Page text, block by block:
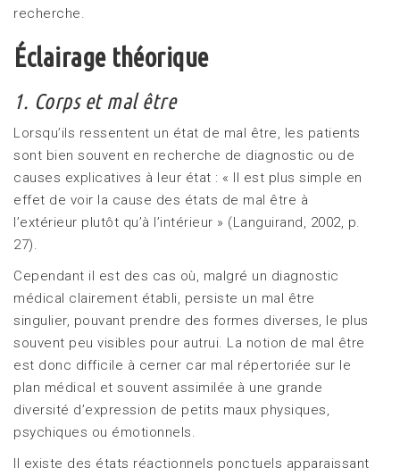
recherche.
Éclairage théorique
1. Corps et mal être
Lorsqu’ils ressentent un état de mal être, les patients
sont bien souvent en recherche de diagnostic ou de
causes explicatives à leur état : « Il est plus simple en
effet de voir la cause des états de mal être à
l’extérieur plutôt qu’à l’intérieur » (Languirand, 2002, p.
27).
Cependant il est des cas où, malgré un diagnostic
médical clairement établi, persiste un mal être
singulier, pouvant prendre des formes diverses, le plus
souvent peu visibles pour autrui. La notion de mal être
est donc difficile à cerner car mal répertoriée sur le
plan médical et souvent assimilée à une grande
diversité d’expression de petits maux physiques,
psychiques ou émotionnels.
Il existe des états réactionnels ponctuels apparaissant